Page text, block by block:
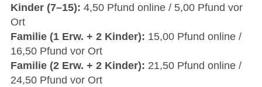
Kinder (7–15): 4,50 Pfund online / 5,00 Pfund vor
Ort
Familie (1 Erw. + 2 Kinder): 15,00 Pfund online /
16,50 Pfund vor Ort
Familie (2 Erw. + 2 Kinder): 21,50 Pfund online /
24,50 Pfund vor Ort